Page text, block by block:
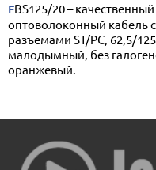
FBS125/20 – качественный дуплексный многомодовый
оптоволоконный кабель
разъемами ST/PC, 62,5/
малодымный, без
оранжевый.